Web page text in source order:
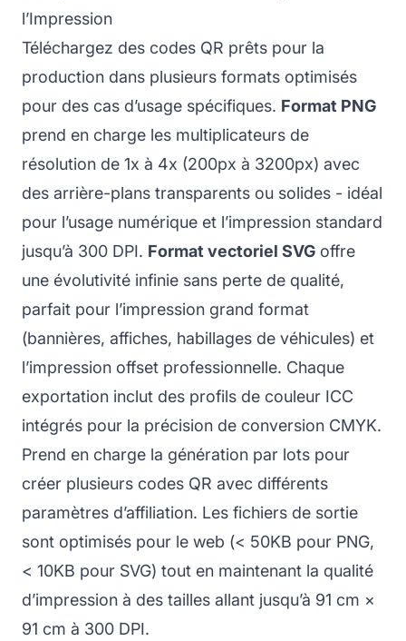
l’Impression
Téléchargez des codes QR prêts pour la
production dans plusieurs formats optimisés
pour des cas d’usage spécifiques. Format PNG
prend en charge les multiplicateurs de
résolution de 1x à 4x (200px à 3200px) avec
des arrière-plans transparents ou solides - idéal
pour l’usage numérique et l’impression standard
jusqu’à 300 DPI. Format vectoriel SVG offre
une évolutivité infinie sans perte de qualité,
parfait pour l’impression grand format
(bannières, affiches, habillages de véhicules) et
l’impression offset professionnelle. Chaque
exportation inclut des profils de couleur ICC
intégrés pour la précision de conversion CMYK.
Prend en charge la génération par lots pour
créer plusieurs codes QR avec différents
paramètres d’affiliation. Les fichiers de sortie
sont optimisés pour le web (< 50KB pour PNG,
< 10KB pour SVG) tout en maintenant la qualité
d’impression à des tailles allant jusqu’à 91 cm ×
91 cm à 300 DPI.